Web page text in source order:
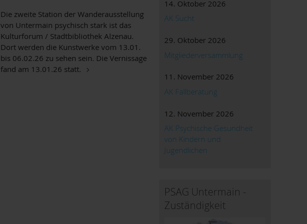
Die zweite Station der Wanderausstellung
von Untermain psychisch stark ist das
Kulturforum / Stadtbibliothek Alzenau.
Dort werden die Kunstwerke vom 13.01.
bis 06.02.26 zu sehen sein. Die Vernissage
fand am 13.01.26 statt.
14. Oktober 2026
AK Sucht
29. Oktober 2026
Mitgliederversammlung
11. November 2026
AK Fallberatung
12. November 2026
AK Psychische Gesundheit
von Kindern und
Jugendlichen
PSAG Untermain -
Zuständigkeit